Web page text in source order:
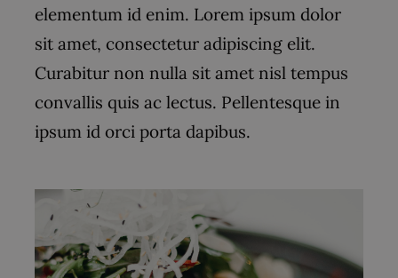
elementum id enim. Lorem ipsum dolor
sit amet, consectetur adipiscing elit.
Curabitur non nulla sit amet nisl tempus
convallis quis ac lectus. Pellentesque in
ipsum id orci porta dapibus.